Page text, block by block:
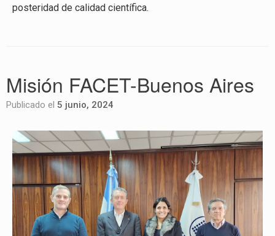
posteridad de calidad científica.
Misión FACET-Buenos Aires
Publicado el 5 junio, 2024